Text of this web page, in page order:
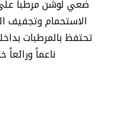
ضعي لوشن مرطباً
الاستحمام وتجفيف
تحتفظ بالمرطبات
ناعماً